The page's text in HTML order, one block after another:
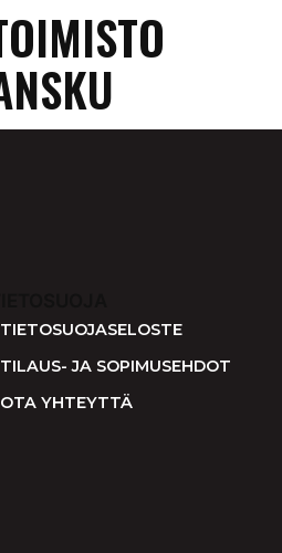
TIETOSUOJASELOSTE
TILAUS- JA SOPIMUSEHDOT
OTA YHTEYTTÄ